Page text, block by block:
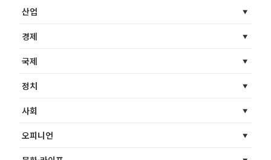
산업
경제
국제
정치
사회
오피니언